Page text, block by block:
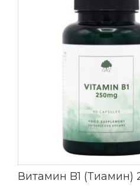
Витамин B1 (Тиамин)